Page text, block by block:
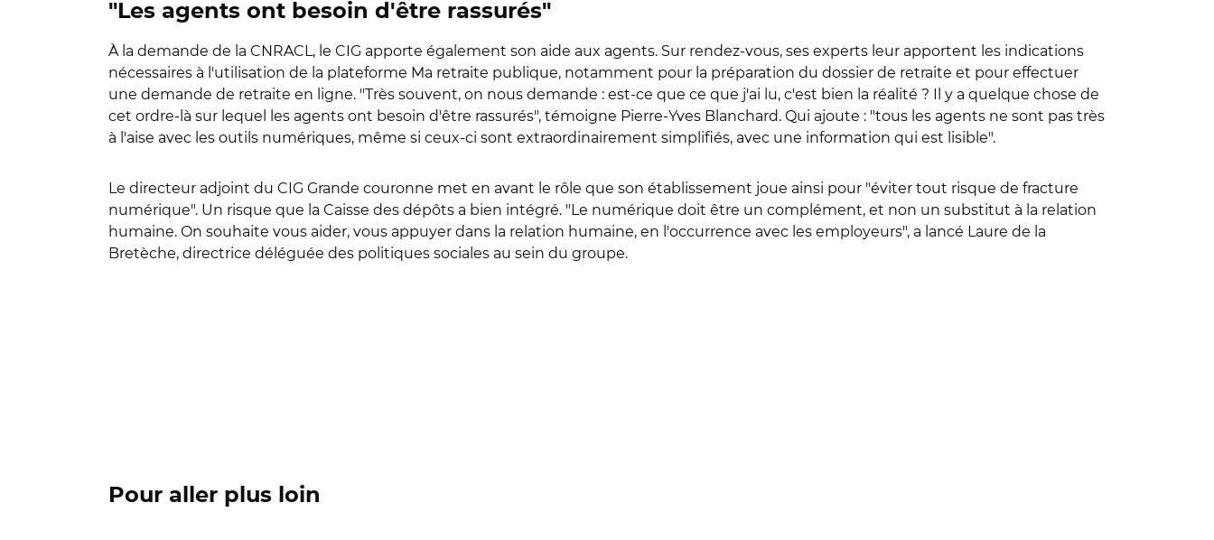
"Les agents ont besoin d'être rassurés"
À la demande de la CNRACL, le CIG apporte également son aide aux agents. Sur rendez-vous, ses experts leur apportent les indications
nécessaires à l'utilisation de la plateforme Ma retraite publique, notamment pour la préparation du dossier de retraite et pour effectuer
une demande de retraite en ligne. "Très souvent, on nous demande : est-ce que ce que j'ai lu, c'est bien la réalité ? Il y a quelque chose de
cet ordre-là sur lequel les agents ont besoin d'être rassurés", témoigne Pierre-Yves Blanchard. Qui ajoute : "tous les agents ne sont pas très
à l'aise avec les outils numériques, même si ceux-ci sont extraordinairement simplifiés, avec une information qui est lisible".
Le directeur adjoint du CIG Grande couronne met en avant le rôle que son établissement joue ainsi pour "éviter tout risque de fracture
numérique". Un risque que la Caisse des dépôts a bien intégré. "Le numérique doit être un complément, et non un substitut à la relation
humaine. On souhaite vous aider, vous appuyer dans la relation humaine, en l'occurrence avec les employeurs", a lancé Laure de la
Bretèche, directrice déléguée des politiques sociales au sein du groupe.
Pour aller plus loin